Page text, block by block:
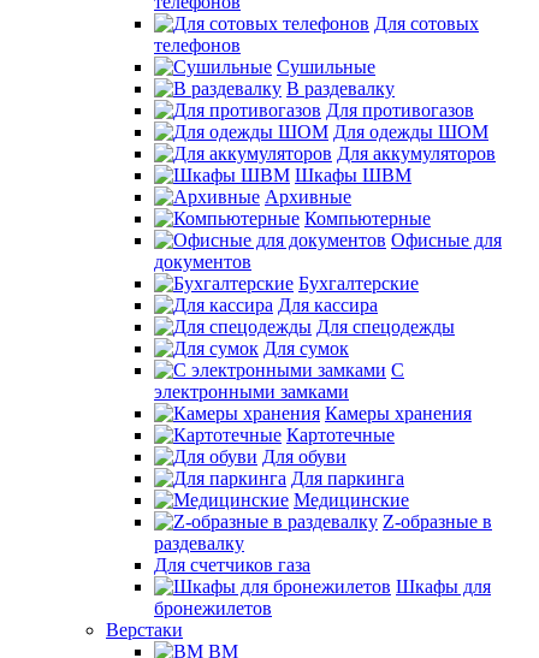
Для сотовых
телефонов
Сушильные
В раздевалку
Для противогазов
Для одежды ШОМ
Для аккумуляторов
Шкафы ШВМ
Архивные
Компьютерные
Офисные для
документов
Бухгалтерские
Для кассира
Для спецодежды
Для сумок
С
электронными замками
Камеры хранения
Картотечные
Для обуви
Для паркинга
Медицинские
Z-образные в
раздевалку
Для счетчиков газа
Шкафы для
бронежилетов
Верстаки
ВМ